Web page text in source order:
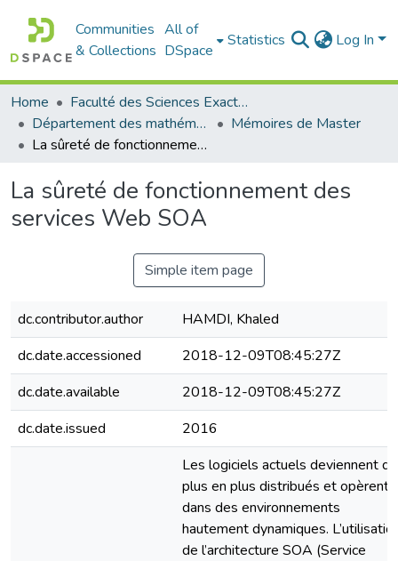
Communities
& Collections
All of
DSpace
Statistics Log In
Home
Faculté des Sciences Exactes et de l'Informatique
Département des mathématiques et informatique
Mémoires de Master
La sûreté de fonctionnement des services Web SOA
La sûreté de fonctionnement des
services Web SOA
Simple item page
dc.contributor.author
HAMDI, Khaled
dc.date.accessioned
2018-12-09T08:45:27Z
dc.date.available
2018-12-09T08:45:27Z
dc.date.issued
2016
Les logiciels actuels deviennent de
plus en plus distribués et opèrent
dans des environnements
hautement dynamiques.
de l’architecture SOA (Service